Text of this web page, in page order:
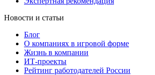
Новости и статьи
Блог
О компаниях в игровой форме
Жизнь в компании
ИТ-проекты
Рейтинг работодателей России